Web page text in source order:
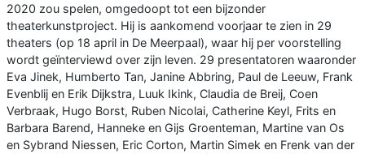
2020 zou spelen, omgedoopt tot een bijzonder
theaterkunstproject. Hij is aankomend voorjaar te zien in 29
theaters (op 18 april in De Meerpaal), waar hij per voorstelling
wordt geïnterviewd over zijn leven. 29 presentatoren waaronder
Eva Jinek, Humberto Tan, Janine Abbring, Paul de Leeuw, Frank
Evenblij en Erik Dijkstra, Luuk Ikink, Claudia de Breij, Coen
Verbraak, Hugo Borst, Ruben Nicolai, Catherine Keyl, Frits en
Barbara Barend, Hanneke en Gijs Groenteman, Martine van Os
en Sybrand Niessen, Eric Corton, Martin Simek en Frenk van der